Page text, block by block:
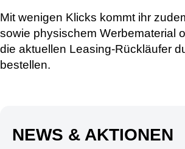
Mit wenigen Klicks kommt ihr
sowie physischem Werbematerial
die aktuellen Leasing-Rückläufer
bestellen.
NEWS & AKTIONEN